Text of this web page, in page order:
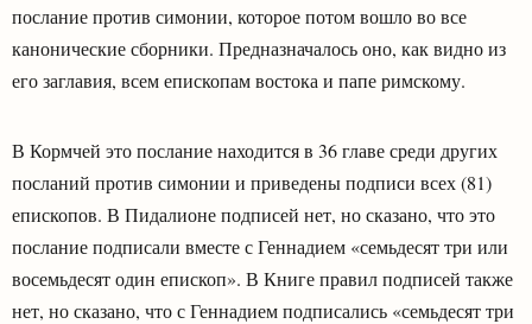
послание против симонии, которое потом вошло во все
канонические сборники. Предназначалось оно, как видно из
его заглавия, всем епископам востока и папе римскому.
В Кормчей это послание находится в 36 главе среди других
посланий против симонии и приведены подписи всех (81)
епископов. В Пидалионе подписей нет, но сказано, что это
послание подписали вместе с Геннадием «семьдесят три или
восемьдесят один епископ». В Книге правил подписей также
нет, но сказано, что с Геннадием подписались «семьдесят три